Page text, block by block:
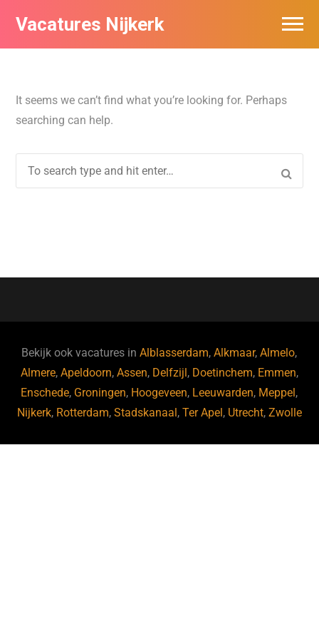
Vacatures Nijkerk
It seems we can’t find what you’re looking for. Perhaps
searching can help.
Bekijk ook vacatures inAlblasserdam,Alkmaar,Almelo,
Almere, Apeldoorn, Assen, Delfzijl , Doetinchem, Emmen,
Enschede, Groningen, Hoogeveen, Leeuwarden, Meppel ,
Nijkerk, Rotterdam, Stadskanaal , Ter Apel , Utrecht, Zwolle